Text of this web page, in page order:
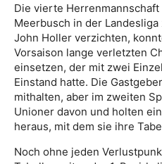
Die vierte
Meerbusch in der
John Holler verzichten,
Vorsaison lange verletzten
einsetzen, der mit zwei
Einstand hatte. Die
mithalten, aber im zweiten
Unioner davon und holten
heraus, mit dem sie ihre
Noch ohne jeden